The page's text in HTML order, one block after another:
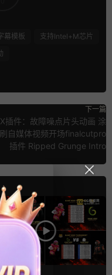
幕模板
支持Intel+M芯片
下一篇
插件：故障噪点片头动画 涂
自媒体视频开场finalcutpro
插件 Ripped Grunge Intro